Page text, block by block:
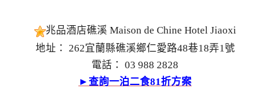
兆品酒店礁溪 Maison de Chine Hotel Jiaoxi
地址： 262宜蘭縣礁溪鄉仁愛路48巷18弄1號
電話： 03 988 2828
►查詢一泊二食81折方案